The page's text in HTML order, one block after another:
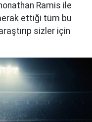
Ramis ile
ettiği tüm bu
sizler için